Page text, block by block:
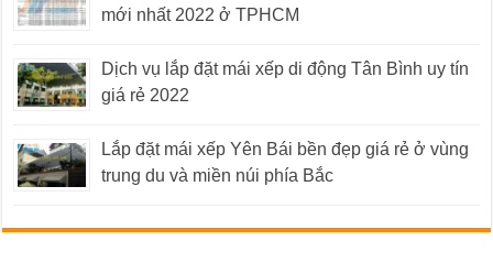
mới nhất 2022 ở TPHCM
Dịch vụ lắp đặt mái xếp di động Tân Bình uy tín
giá rẻ 2022
Lắp đặt mái xếp Yên Bái bền đẹp giá rẻ ở vùng
trung du và miền núi phía Bắc